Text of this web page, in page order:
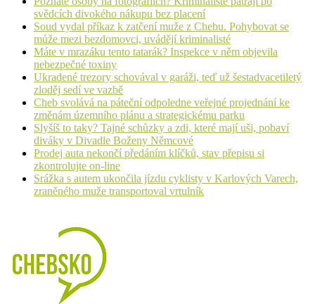
svědcích divokého nákupu bez placení
Soud vydal příkaz k zatčení muže z Chebu. Pohybovat se
může mezi bezdomovci, uvádějí kriminalisté
Máte v mrazáku tento tatarák? Inspekce v něm objevila
nebezpečné toxiny
Ukradené trezory schovával v garáži, teď už šestadvacetiletý
zloděj sedí ve vazbě
Cheb svolává na páteční odpoledne veřejné projednání ke
změnám územního plánu a strategickému parku
Slyšíš to taky? Tajné schůzky a zdi, které mají uši, pobaví
diváky v Divadle Boženy Němcové
Prodej auta nekončí předáním klíčků, stav přepisu si
zkontrolujte on-line
Srážka s autem ukončila jízdu cyklisty v Karlových Varech,
zraněného muže transportoval vrtulník